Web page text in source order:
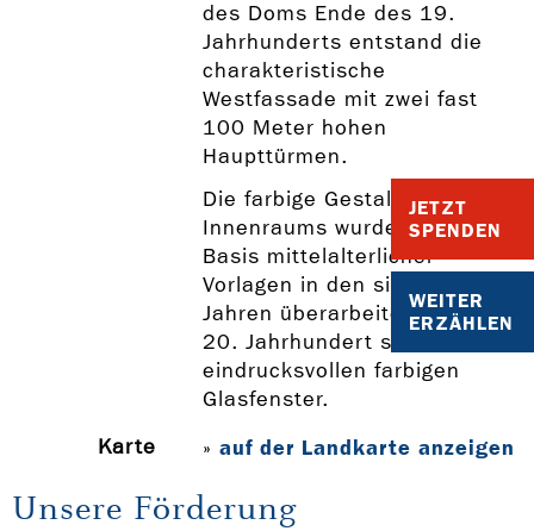
JETZT
SPENDEN
WEITER
ERZÄHLEN
des Doms Ende des 19.
Jahrhunderts entstand die
charakteristische
Westfassade mit zwei fast
100 Meter hohen
Haupttürmen.
Die farbige Gestaltung des
Innenraums wurde auf der
Basis mittelalterlicher
Vorlagen in den siebziger
Jahren überarbeitet. Aus dem
20. Jahrhundert stammen die
eindrucksvollen farbigen
Glasfenster.
Karte
» auf der Landkarte anzeigen
Unsere Förderung